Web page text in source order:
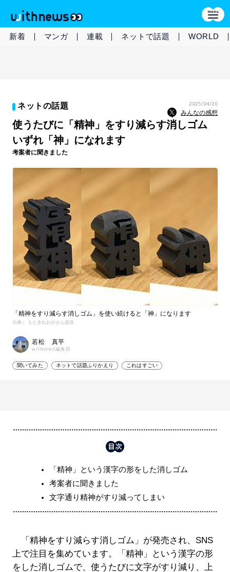
新着 マンガ 連載 ネットで話題 WORLD
ネットの話題 2025/04/20
みんなの感想
使うたびに「精神」をすり減らす消しゴム
いずれ「神」になれます
考案者に聞きました
「精神をすり減らす消しゴム」を使い続けると「神」になります
出典： もときれおがさん提供
若松 真平
withnews編集部
聞いてみた ネットで話題ふりかえり これはすごい
「精神」という漢字の形をした消しゴム
考案者に聞きました
文字通り精神がすり減ってしまい
「精神をすり減らす消しゴム」が発売され、SNS
上で注目を集めています。「精神」という漢字の形
をした消しゴムで、使うたびに文字がすり減り、上